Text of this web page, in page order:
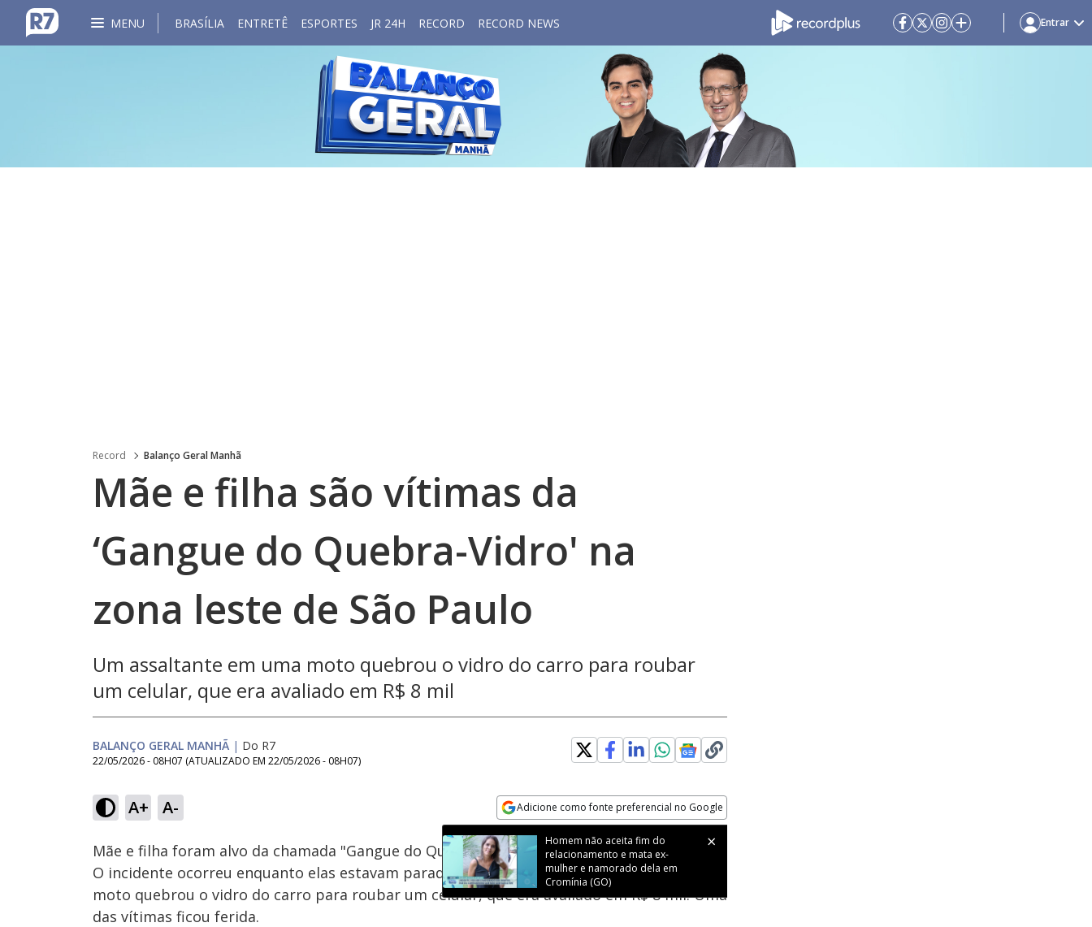
MENU BRASÍLIA ENTRETÊ ESPORTES JR 24H RECORD RECORD NEWS Entrar
Record Balanço Geral Manhã
Mãe e filha são vítimas da
‘Gangue do Quebra-Vidro' na
zona leste de São Paulo
Um assaltante em uma moto quebrou o vidro do carro para roubar
um celular, que era avaliado em R$ 8 mil
BALANÇO GERAL MANHÃ | Do R7
22/05/2026 - 08H07 (ATUALIZADO EM 22/05/2026 - 08H07)
A+ A- Adicione como fonte preferencial no Google
Opens in new window
Homem não aceita fim do
relacionamento e mata ex-
mulher e namorado dela em
Cromínia (GO)
Ativar
Som
Velocidade
Mãe e filha foram alvo da chamada "Gangue do Quebra-Vidro" na zona leste deSão Paulo
O incidente ocorreu enquanto elas estavam paradas no trânsito. Um assaltante em uma
moto quebrou o vidro do carro para roubar um celular, que era avaliado em R$ 8 mil. Uma
das vítimas ficou ferida.